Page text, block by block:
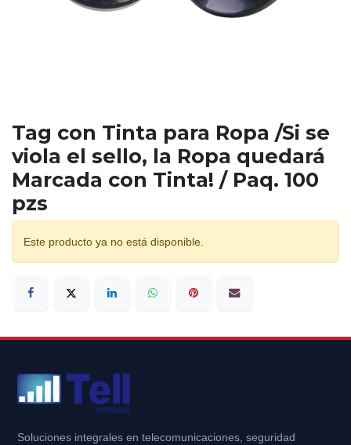
Tag con Tinta para Ropa /Si se
viola el sello, la Ropa quedará
Marcada con Tinta! / Paq. 100
pzs
Este producto ya no está disponible.
Soluciones integrales en telecomunicaciones, seguridad